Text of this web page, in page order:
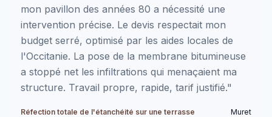
mon pavillon des années 80 a nécessité une
intervention précise. Le devis respectait mon
budget serré, optimisé par les aides locales de
l'Occitanie. La pose de la membrane bitumineuse
a stoppé net les infiltrations qui menaçaient ma
structure. Travail propre, rapide, tarif justifié."
Réfection totale de l'étanchéité sur une terrasse
Muret